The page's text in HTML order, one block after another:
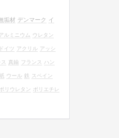
垢材 デンマーク イ
アルミニウム ウレタン
ドイツ アクリル アッシ
真鍮 フランス ハン
ウール 鉄 スペイン
ポリウレタン ポリエチレ